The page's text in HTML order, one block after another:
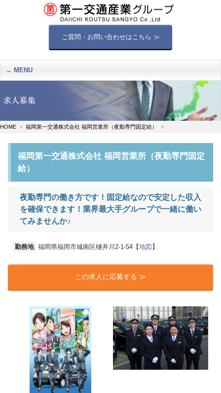
ご質問・お問い合わせはこちら ≫
MENU
HOME 福岡第一交通株式会社 福岡営業所（夜勤専門固定給）
福岡第一交通株式会社 福岡営業所（夜勤専門固定
給）
夜勤専門の働き方です！固定給なので安定した収入
を確保できます！業界最大手グループで一緒に働い
てみませんか♪
勤務地 福岡県福岡市城南区樋井川2-1-54【地図】
この求人に応募する ≫